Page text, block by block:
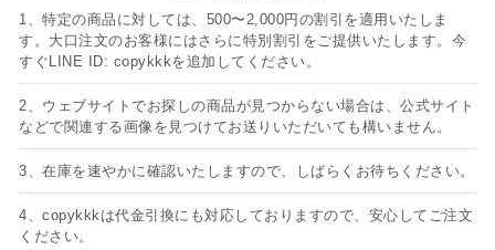
1、特定の商品に対しては、500〜2,000円の割引を適用いたしま
す。大口注文のお客様にはさらに特別割引をご提供いたします。今
すぐLINE ID: copykkkを追加してください。
2、ウェブサイトでお探しの商品が見つからない場合は、公式サイト
などで関連する画像を見つけてお送りいただいても構いません。
3、在庫を速やかに確認いたしますので、しばらくお待ちください。
4、copykkkは代金引換にも対応しておりますので、安心してご注文
ください。